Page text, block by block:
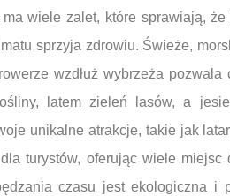
wiele zalet, które sprawiają,
sprzyja zdrowiu. Świeże,
wzdłuż wybrzeża
latem zieleń lasów, a
unikalne atrakcje, takie jak
turystów, oferując wiele
czasu jest ekologiczna